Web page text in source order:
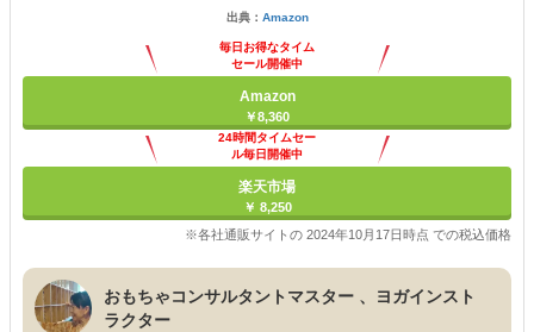
出典： Amazon
毎日お得なタイム
セール開催中
Amazon
￥8,360
24時間タイムセー
ル毎日開催中
楽天市場
￥ 8,250
※各社通販サイトの 2024年10月17日時点 での税込価格
おもちゃコンサルタントマスター 、ヨガインスト
ラクター